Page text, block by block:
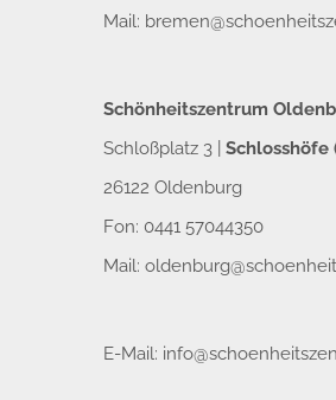
Mail:
Schönheitszentrum
Schloßplatz 3 | Schlosshöfe
26122 Oldenburg
Fon: 0441 57044350
Mail:
E-Mail: